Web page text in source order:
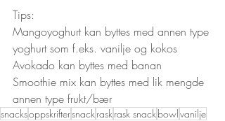
Tips:
Mangoyoghurt kan byttes med annen type
yoghurt som f.eks. vanilje og kokos
Avokado kan byttes med banan
Smoothie mix kan byttes med lik mengde
annen type frukt/bær
snacksoppskriftersnackraskrask snackbowlvanilje